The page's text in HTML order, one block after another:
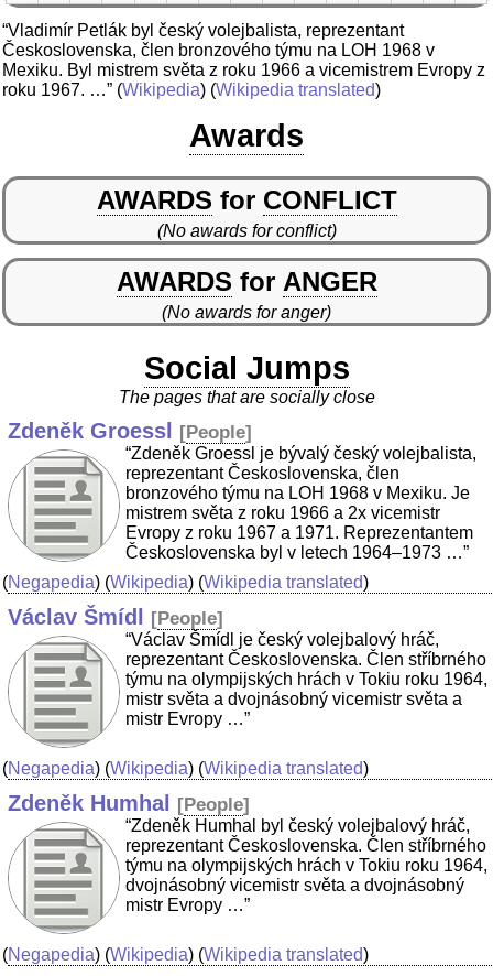
“Vladimír Petlák byl český volejbalista, reprezentant
Československa, člen bronzového týmu na LOH 1968 v
Mexiku. Byl mistrem světa z roku 1966 a vicemistrem Evropy z
roku 1967. …” (Wikipedia) (Wikipedia translated)
Awards
AWARDS for CONFLICT
(No awards for conflict)
AWARDS for ANGER
(No awards for anger)
Social Jumps
The pages that are socially close
Zdeněk Groessl [People]
“Zdeněk Groessl je bývalý český volejbalista,
reprezentant Československa, člen
bronzového týmu na LOH 1968 v Mexiku. Je
mistrem světa z roku 1966 a 2x vicemistr
Evropy z roku 1967 a 1971. Reprezentantem
Československa byl v letech 1964–1973 …”
(Negapedia) (Wikipedia) (Wikipedia translated)
Václav Šmídl [People]
“Václav Šmídl je český volejbalový hráč,
reprezentant Československa. Člen stříbrného
týmu na olympijských hrách v Tokiu roku 1964,
mistr světa a dvojnásobný vicemistr světa a
mistr Evropy …”
(Negapedia) (Wikipedia) (Wikipedia translated)
Zdeněk Humhal [People]
“Zdeněk Humhal byl český volejbalový hráč,
reprezentant Československa. Člen stříbrného
týmu na olympijských hrách v Tokiu roku 1964,
dvojnásobný vicemistr světa a dvojnásobný
mistr Evropy …”
(Negapedia) (Wikipedia) (Wikipedia translated)